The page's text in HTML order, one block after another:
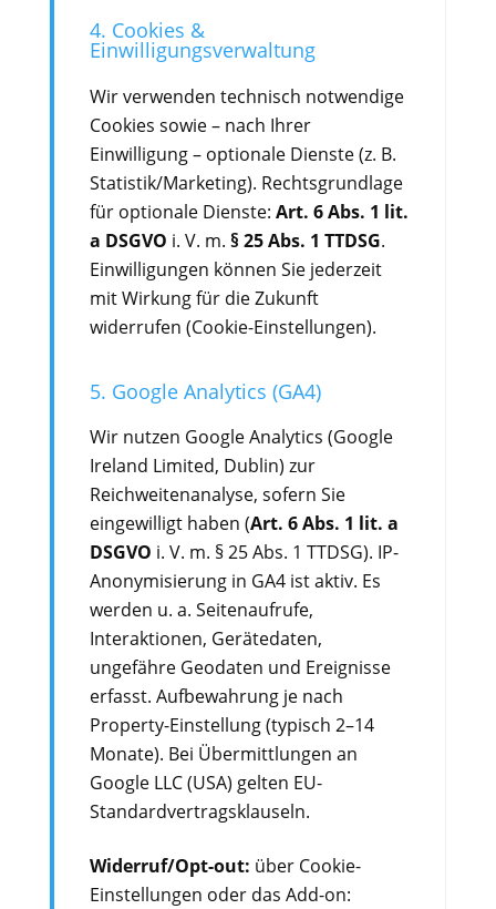
4. Cookies &
Einwilligungsverwaltung
Wir verwenden technisch notwendige
Cookies sowie – nach Ihrer
Einwilligung – optionale Dienste (z. B.
Statistik/Marketing). Rechtsgrundlage
für optionale Dienste: Art. 6 Abs. 1 lit.
a DSGVO i. V. m. § 25 Abs. 1 TTDSG.
Einwilligungen können Sie jederzeit
mit Wirkung für die Zukunft
widerrufen (Cookie-Einstellungen).
5. Google Analytics (GA4)
Wir nutzen Google Analytics (Google
Ireland Limited, Dublin) zur
Reichweitenanalyse, sofern Sie
eingewilligt haben (Art. 6 Abs. 1 lit. a
DSGVO i. V. m. § 25 Abs. 1 TTDSG). IP-
Anonymisierung in GA4 ist aktiv. Es
werden u. a. Seitenaufrufe,
Interaktionen, Gerätedaten,
ungefähre Geodaten und Ereignisse
erfasst. Aufbewahrung je nach
Property-Einstellung (typisch 2–14
Monate). Bei Übermittlungen an
Google LLC (USA) gelten EU-
Standardvertragsklauseln.
Widerruf/Opt-out: über Cookie-
Einstellungen oder das Add-on: